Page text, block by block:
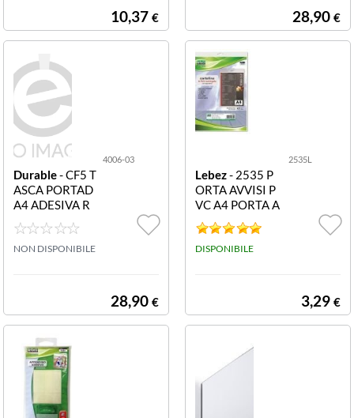
10,37 € 28,90 €
4006-03
Durable- CF5 T
ASCA PORTAD
A4 ADESIVA R
OSSA 4006-03
NON DISPONIBILE
28,90 €
2535L
Lebez- 2535 P
ORTA AVVISI P
VC A4 PORTA A
VVISI PVC A4
DISPONIBILE
3,29 €